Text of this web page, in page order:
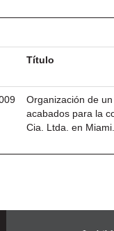
Título
Organización de
acabados para la
Cia. Ltda. en Miami.